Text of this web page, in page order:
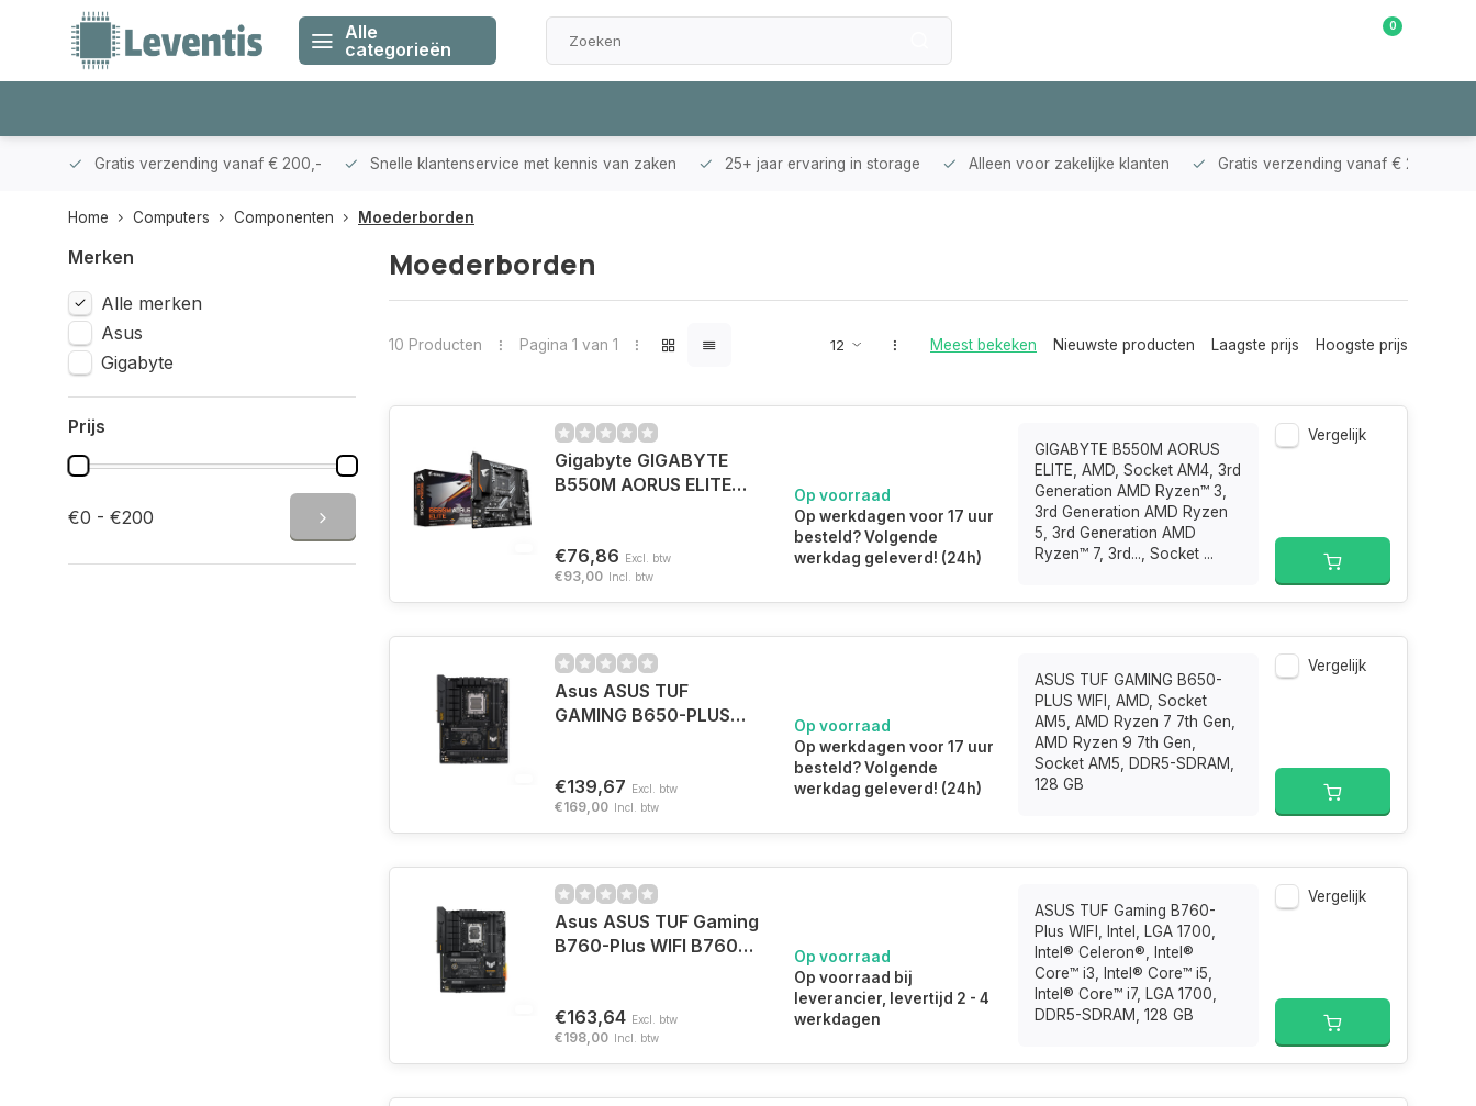
Alle
categorieën
0
Gratis verzending vanaf € 200,- Snelle klantenservice met kennis van zaken 25+ jaar ervaring in storage Alleen voor zakelijke klanten Gratis verzending vanaf € 200,-
Home Computers Componenten Moederborden
Merken
Alle merken
Asus
Gigabyte
Prijs
€0 - €200
Moederborden
10 Producten Pagina 1 van 1 Meest bekeken Nieuwste producten Laagste prijs Hoogste prijs
Gigabyte GIGABYTE
B550M AORUS ELITE
€76,86 Excl. btw
€93,00 Incl. btw
Op voorraad
Op werkdagen voor 17 uur
besteld? Volgende
werkdag geleverd! (24h)
GIGABYTE B550M AORUS
ELITE, AMD, Socket AM4, 3rd
Generation AMD Ryzen™ 3,
3rd Generation AMD Ryzen
5, 3rd Generation AMD
Ryzen™ 7, 3rd..., Socket ...
Vergelijk
Asus ASUS TUF
GAMING B650-PLUS
€139,67 Excl. btw
€169,00 Incl. btw
Op voorraad
Op werkdagen voor 17 uur
besteld? Volgende
werkdag geleverd! (24h)
ASUS TUF GAMING B650-
PLUS WIFI, AMD, Socket
AM5, AMD Ryzen 7 7th Gen,
AMD Ryzen 9 7th Gen,
Socket AM5, DDR5-SDRAM,
128 GB
Vergelijk
Asus ASUS TUF Gaming
B760-Plus WIFI B760
€163,64 Excl. btw
€198,00 Incl. btw
Op voorraad
Op voorraad bij
leverancier, levertijd 2 - 4
werkdagen
ASUS TUF Gaming B760-
Plus WIFI, Intel, LGA 1700,
Intel® Celeron®, Intel®
Core™ i3, Intel® Core™ i5,
Intel® Core™ i7, LGA 1700,
DDR5-SDRAM, 128 GB
Vergelijk